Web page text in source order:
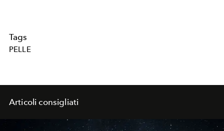
Tags
PELLE
Articoli consigliati